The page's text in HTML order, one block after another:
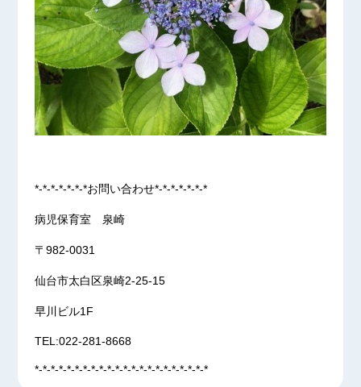
*-*-*-*-*-*-*お問い合わせ*-*-*-*-*-*-*
病児保育室 泉崎
〒982-0031
仙台市太白区泉崎2-25-15
早川ビル1F
TEL:022-281-8668
*-*-*-*-*-*-*-*-*-*-*-*-*-*-*-*-*-*-*-*-*-*